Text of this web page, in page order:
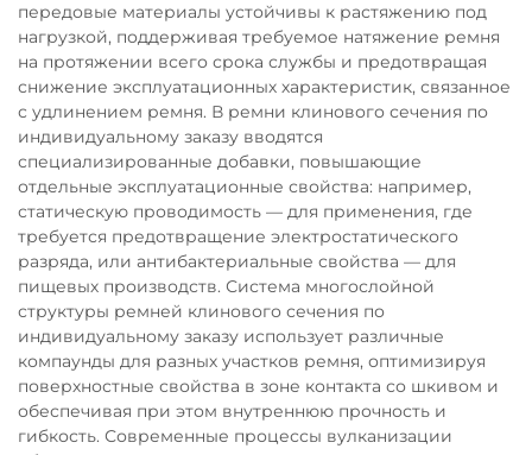
передовые материалы устойчивы к растяжению под
нагрузкой, поддерживая требуемое натяжение ремня
на протяжении всего срока службы и предотвращая
снижение эксплуатационных характеристик, связанное
с удлинением ремня. В ремни клинового сечения по
индивидуальному заказу вводятся
специализированные добавки, повышающие
отдельные эксплуатационные свойства: например,
статическую проводимость — для применения, где
требуется предотвращение электростатического
разряда, или антибактериальные свойства — для
пищевых производств. Система многослойной
структуры ремней клинового сечения по
индивидуальному заказу использует различные
компаунды для разных участков ремня, оптимизируя
поверхностные свойства в зоне контакта со шкивом и
обеспечивая при этом внутреннюю прочность и
гибкость. Современные процессы вулканизации